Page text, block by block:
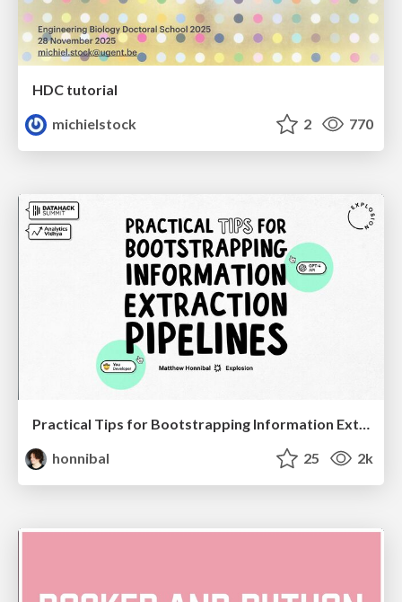
HDC tutorial
michielstock
2 770
Practical Tips for Bootstrapping Information Extraction Pipelines
honnibal
25 2k